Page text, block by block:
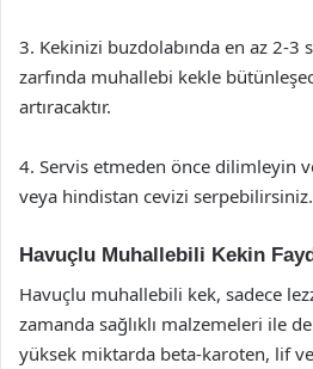
3. Kekinizi buzdolabında en az 2-3
zarfında muhallebi kekle
artıracaktır.
4. Servis etmeden önce dilimleyin
veya hindistan cevizi serpebilirsiniz.
Havuçlu Muhallebili Kekin
Havuçlu muhallebili kek, sadece
zamanda sağlıklı malzemeleri ile
yüksek miktarda beta-karoten, lif